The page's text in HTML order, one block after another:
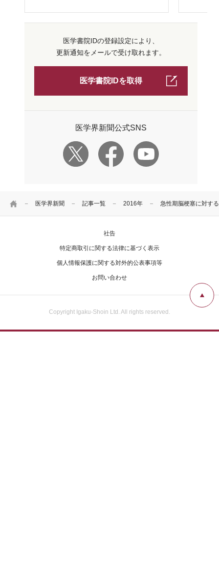
HOME 医学界新聞 記事一覧 2016年 急性期脳梗塞に対す
医学書院IDの登録設定により、
更新通知をメールで受け取れます。
医学書院IDを取得
医学界新聞公式SNS
社告
特定商取引に関する法律に基づく表示
個人情報保護に関する対外的公表事項等
お問い合わせ
Copyright Igaku-Shoin Ltd. All rights reserved.